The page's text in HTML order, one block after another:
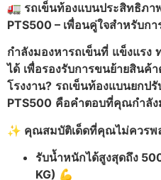
🚛 รถเข็นท้องแบนประสิทธิภา
PTS500 – เพื่อนคู่ใจสำหรับก
กำลังมองหารถเข็นที่ แข็งแรง
ได้ เพื่อรองรับการขนย้ายสินค้
โรงงาน? รถเข็นท้องแบนยกป
PTS500 คือคำตอบที่คุณกำลัง
✨ คุณสมบัติเด็ดที่คุณไม่ควรพ
รับน้ำหนักได้สูงสุดถึง
KG) 💪